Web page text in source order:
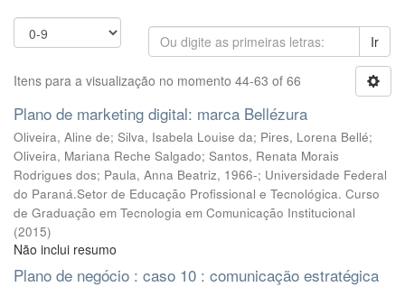
Ir
Itens para a visualização no momento 44-63 of 66
Plano de marketing digital: marca Bellézura
Oliveira, Aline de; Silva, Isabela Louise da; Pires, Lorena Bellé;
Oliveira, Mariana Reche Salgado; Santos, Renata Morais
Rodrigues dos; Paula, Anna Beatriz, 1966-; Universidade Federal
do Paraná.Setor de Educação Profissional e Tecnológica. Curso
de Graduação em Tecnologia em Comunicação Institucional
(2015)
Não inclui resumo
Plano de negócio : caso 10 : comunicação estratégica